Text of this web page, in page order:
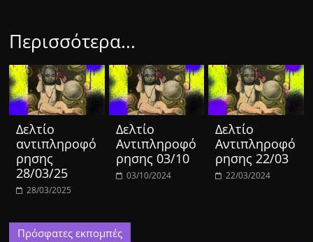
Περισσότερα...
Δελτίο
αντιπληροφό
ρησης
28/03/25
28/03/2025
Δελτίο
Αντιπληροφό
ρησης 03/10
03/10/2024
Δελτίο
Αντιπληροφό
ρησης 22/03
22/03/2024
Πρόσφατες εκπομπές